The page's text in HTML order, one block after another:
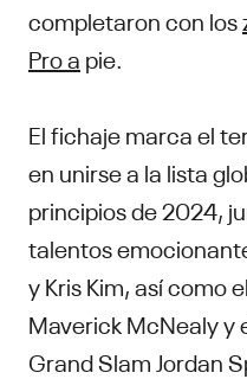
completaron con los
Pro a pie.
El fichaje marca el
en unirse a la lista
principios de 2024,
talentos
y Kris Kim, así como
Maverick McNealy y
Grand Slam Jordan